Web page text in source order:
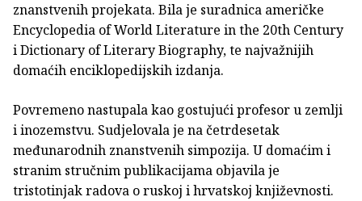
znanstvenih projekata. Bila je suradnica američke
Encyclopedia of World Literature in the 20th Century
i Dictionary of Literary Biography, te najvažnijih
domaćih enciklopedijskih izdanja.
Povremeno nastupala kao gostujući profesor u zemlji
i inozemstvu. Sudjelovala je na četrdesetak
međunarodnih znanstvenih simpozija. U domaćim i
stranim stručnim publikacijama objavila je
tristotinjak radova o ruskoj i hrvatskoj književnosti.